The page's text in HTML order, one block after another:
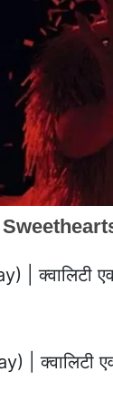
क्वालिटी
क्वालिटी